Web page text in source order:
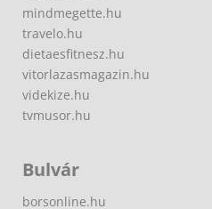
mindmegette.hu
travelo.hu
dietaesfitnesz.hu
vitorlazasmagazin.hu
videkize.hu
tvmusor.hu
Bulvár
borsonline.hu